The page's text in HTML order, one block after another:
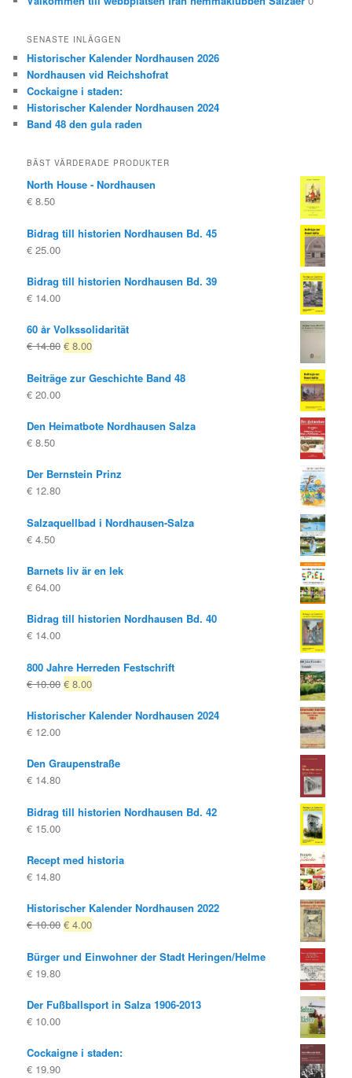
SENASTE INLÄGGEN
Historischer Kalender Nordhausen 2026
Nordhausen vid Reichshofrat
Cockaigne i staden:
Historischer Kalender Nordhausen 2024
Band 48 den gula raden
BÄST VÄRDERADE PRODUKTER
North House - Nordhausen
€ 8.50
Bidrag till historien Nordhausen Bd. 45
€ 25.00
Bidrag till historien Nordhausen Bd. 39
€ 14.00
60 år Volkssolidarität
€14.80 Ursprungligt
var:
€ 8.00Nuvarande
är:
Beiträge zur Geschichte Band 48
€ 20.00
Den Heimatbote Nordhausen Salza
€ 8.50
Der Bernstein Prinz
€ 12.80
Salzaquellbad i Nordhausen-Salza
€ 4.50
Barnets liv är en lek
€ 64.00
Bidrag till historien Nordhausen Bd. 40
€ 14.00
800 Jahre Herreden Festschrift
€10.00 Ursprungligt
var:
€ 8.00Nuvarande
är:
Historischer Kalender Nordhausen 2024
€ 12.00
Den Graupenstraße
€ 14.80
Bidrag till historien Nordhausen Bd. 42
€ 15.00
Recept med historia
€ 14.80
Historischer Kalender Nordhausen 2022
€10.00 Ursprungligt
var:
€ 4.00Nuvarande
är:
Bürger und Einwohner der Stadt Heringen/Helme
€ 19.80
Der Fußballsport in Salza 1906-2013
€ 10.00
Cockaigne i staden:
€ 19.90